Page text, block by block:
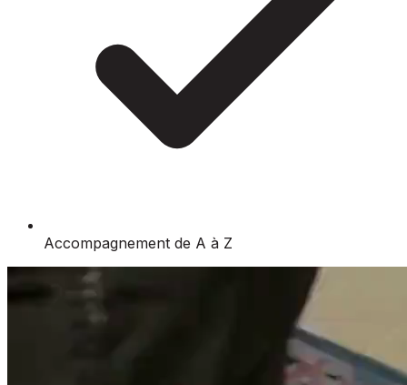
Accompagnement de A à Z